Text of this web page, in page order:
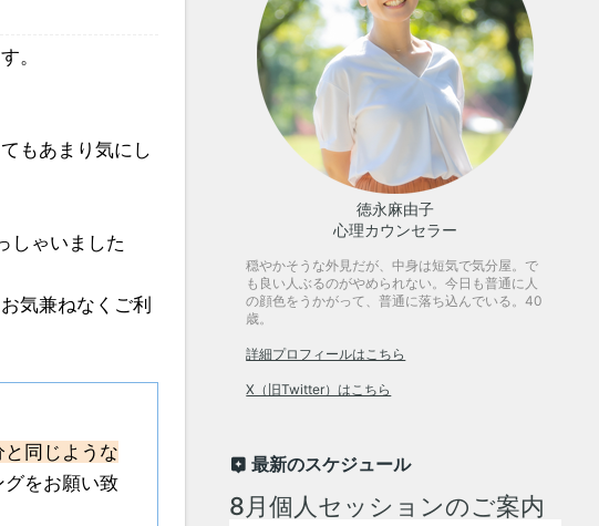
。
もあまり気にし
しゃいました
気兼ねなくご利
同じような
グをお願い致
徳永麻由子
心理カウンセラー
穏やかそうな外見だが、中身は短気で気分屋。で
も良い人ぶるのがやめられない。今日も普通に人
の顔色をうかがって、普通に落ち込んでいる。40
歳。
詳細プロフィールはこちら
X（旧Twitter）はこちら
最新のスケジュール
8月個人セッションのご案内